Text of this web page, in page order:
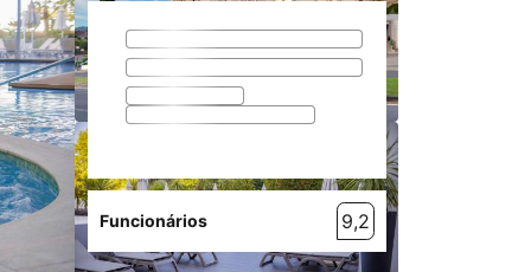
Funcionários 9,2